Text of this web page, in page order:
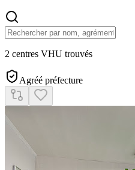
2 centres VHU trouvés
Agréé préfecture